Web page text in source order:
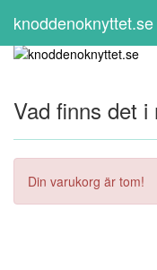
knoddenoknyttet.se
Vad finns det i
Din varukorg är tom!